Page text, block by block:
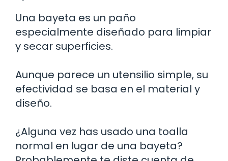
Una bayeta es un paño
especialmente diseñado para limpiar
y secar superficies.
Aunque parece un utensilio simple, su
efectividad se basa en el material y
diseño.
¿Alguna vez has usado una toalla
normal en lugar de una bayeta?